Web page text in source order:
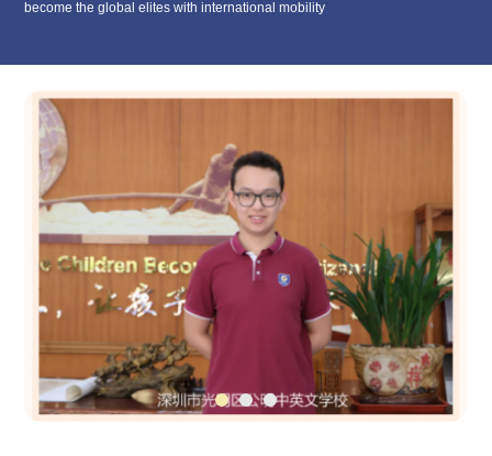
become the global elites with international mobility